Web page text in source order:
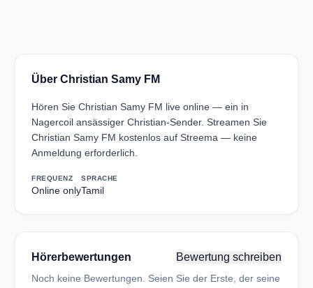
Über Christian Samy FM
Hören Sie Christian Samy FM live online — ein in
Nagercoil ansässiger Christian-Sender. Streamen Sie
Christian Samy FM kostenlos auf Streema — keine
Anmeldung erforderlich.
FREQUENZ
Online only
SPRACHE
Tamil
Hörerbewertungen Bewertung schreiben
Noch keine Bewertungen. Seien Sie der Erste, der seine